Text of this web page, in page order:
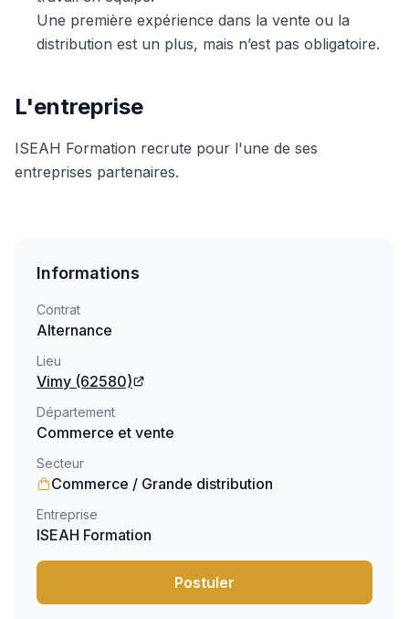
Une première expérience dans la vente ou la
distribution est un plus, mais n’est pas obligatoire.
L'entreprise
ISEAH Formation recrute pour l'une de ses
entreprises partenaires.
Informations
Contrat
Alternance
Lieu
Vimy (62580)
Département
Commerce et vente
Secteur
Commerce / Grande distribution
Entreprise
ISEAH Formation
Postuler